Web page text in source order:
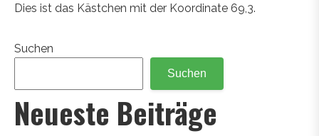
Dies ist das Kästchen mit der Koordinate 69,3.
Suchen
Suchen
Neueste Beiträge